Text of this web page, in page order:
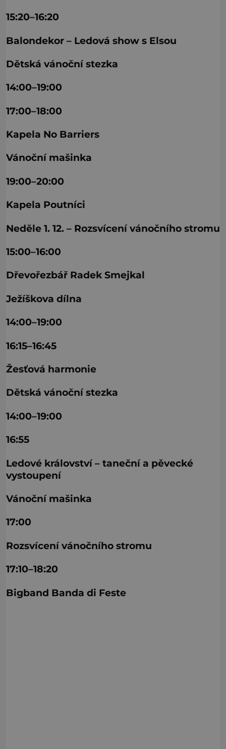
15:20–16:20
Balondekor – Ledová show s Elsou
Dětská vánoční stezka
14:00–19:00
17:00–18:00
Kapela No Barriers
Vánoční mašinka
19:00–20:00
Kapela Poutníci
Neděle 1. 12. – Rozsvícení vánočního stromu
15:00–16:00
Dřevořezbář Radek Smejkal
Ježíškova dílna
14:00–19:00
16:15–16:45
Žesťová harmonie
Dětská vánoční stezka
14:00–19:00
16:55
Ledové království – taneční a pěvecké
vystoupení
Vánoční mašinka
17:00
Rozsvícení vánočního stromu
17:10–18:20
Bigband Banda di Feste